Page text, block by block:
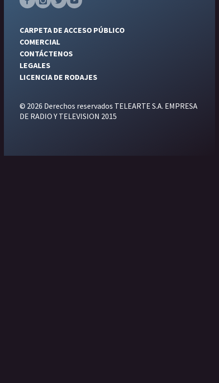
CARPETA DE ACCESO PÚBLICO
COMERCIAL
CONTÁCTENOS
LEGALES
LICENCIA DE RODAJES
© 2026 Derechos reservados TELEARTE S.A. EMPRESA
DE RADIO Y TELEVISION 2015